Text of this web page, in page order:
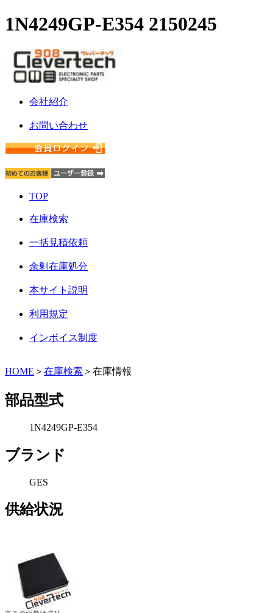
1N4249GP-E354 2150245
会社紹介
お問い合わせ
TOP
在庫検索
一括見積依頼
余剰在庫処分
本サイト説明
利用規定
インボイス制度
HOME ＞ 在庫検索 ＞在庫情報
部品型式
1N4249GP-E354
ブランド
GES
供給状況